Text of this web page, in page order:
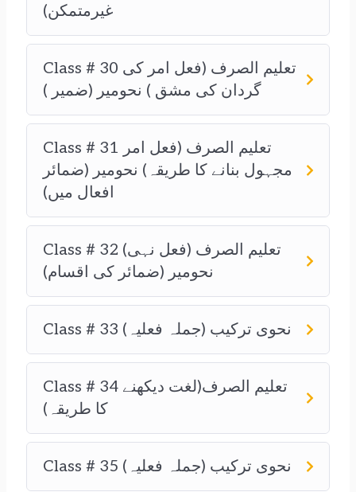
غیرمتمکن)
Class # 30 تعلیم الصرف (فعل امر کی
گردان کی مشق ) نحومیر (ضمیر )
Class # 31 تعلیم الصرف (فعل امر
مجہول بنانے کا طریقہ) نحومیر (ضمائر
افعال میں)
Class # 32 تعلیم الصرف (فعل نہی)
نحومیر (ضمائر کی اقسام)
Class # 33 نحوی ترکیب (جملہ فعلیہ)
Class # 34 تعلیم الصرف(لغت دیکھنے
کا طریقہ)
Class # 35 نحوی ترکیب (جملہ فعلیہ)